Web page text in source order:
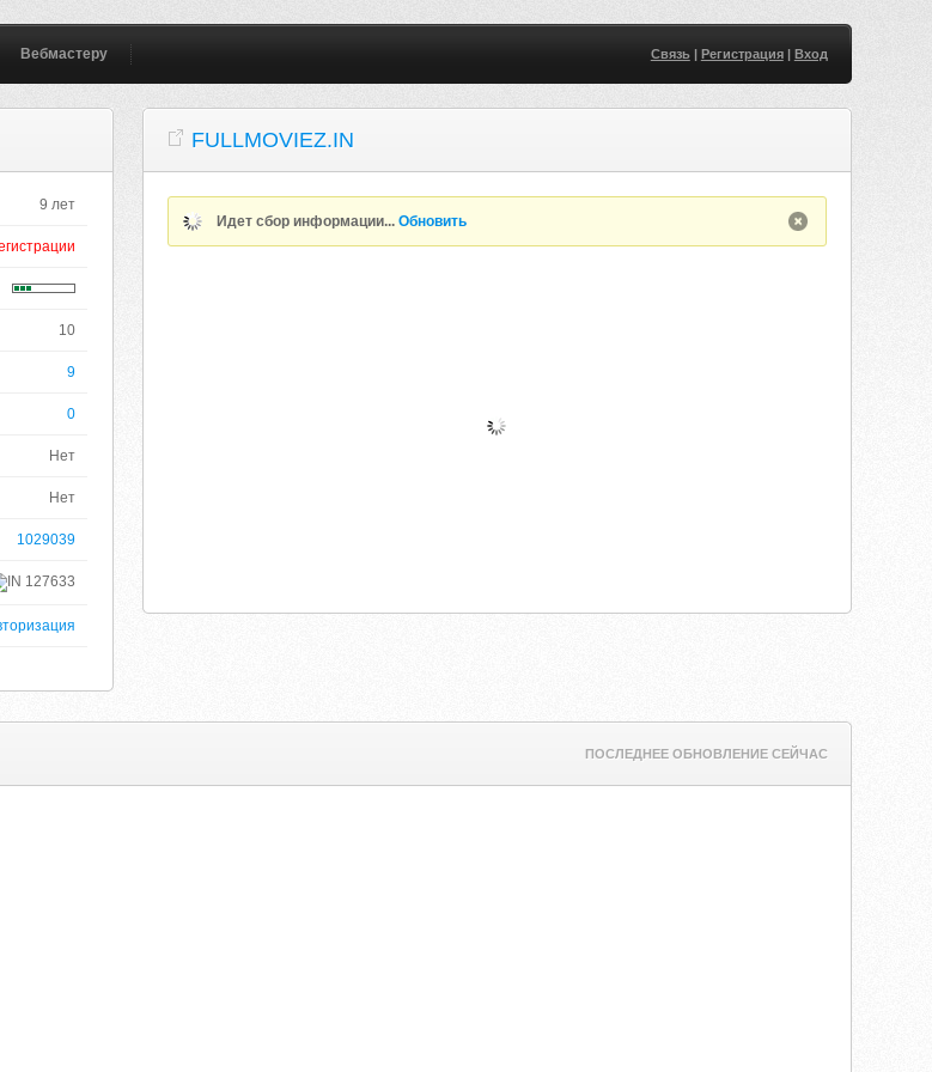
Вебмастеру Связь| Регистрация| Вход
9 лет
10
9
0
Нет
Нет
1029039
127633
FULLMOVIEZ.IN
Идет сбор информации...Обновить
ПОСЛЕДНЕЕ ОБНОВЛЕНИЕ СЕЙЧАС